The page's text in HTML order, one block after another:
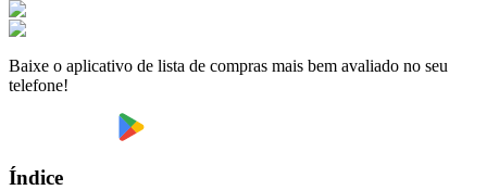
Baixe o aplicativo de lista de compras mais bem avaliado no seu
telefone!
Índice